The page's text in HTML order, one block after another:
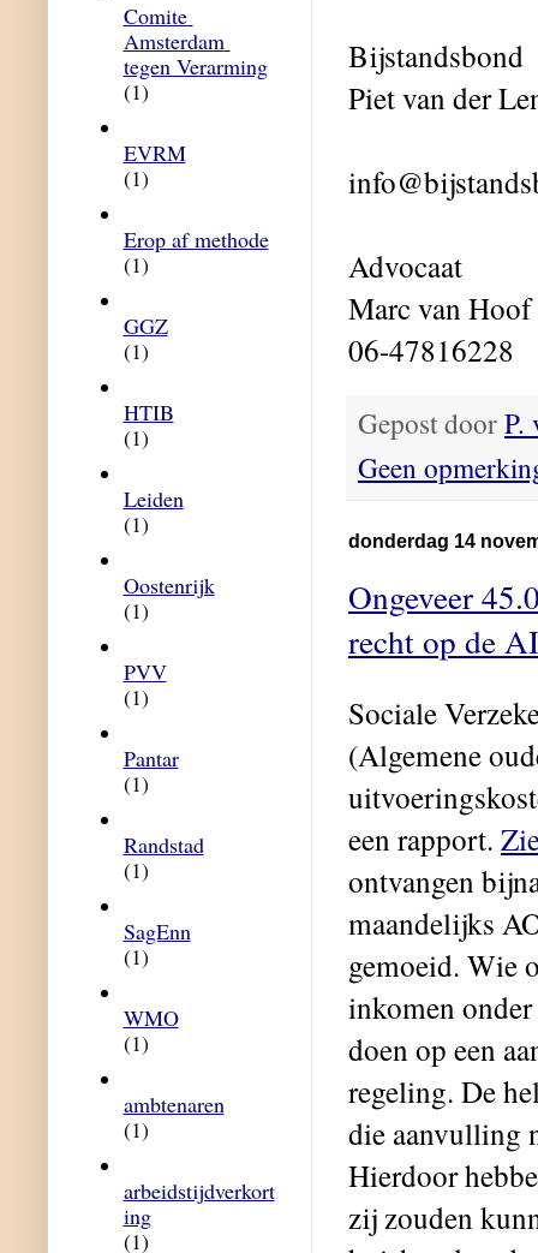
Bijstandsbond
Piet van der
Advocaat
Marc van Hoof
06-47816228
Gepost doorP.
Geen
donderdag 14
Ongeveer
recht op de
Sociale
(Algemene
een rapport.
ontvangen
maandelijks
gemoeid. Wie
inkomen
doen op een
regeling. De
die aanvulling
Hierdoor
zij zouden
Comite
Amsterdam
tegen Verarming
(1)
EVRM
(1)
Erop af methode
(1)
GGZ
(1)
HTIB
(1)
Leiden
(1)
Oostenrijk
(1)
PVV
(1)
Pantar
(1)
Randstad
(1)
SagEnn
(1)
WMO
(1)
ambtenaren
(1)
arbeidstijdverkort
ing
(1)